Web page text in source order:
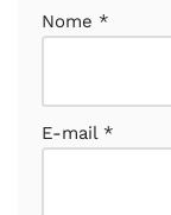
Nome *
E-mail *